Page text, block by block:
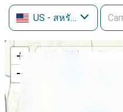
US - สหรัฐอเมริกา
+
−